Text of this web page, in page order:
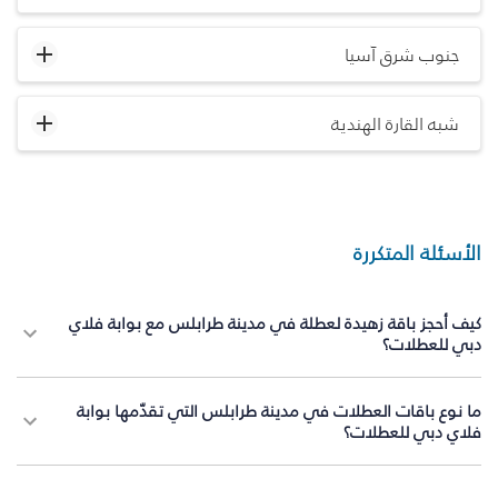
جنوب شرق آسيا
شبه القارة الهندية
الأسئلة المتكررة
كيف أحجز باقة زهيدة لعطلة في مدينة طرابلس مع بوابة فلاي
دبي للعطلات؟
ما نوع باقات العطلات في مدينة طرابلس التي تقدّمها بوابة
فلاي دبي للعطلات؟